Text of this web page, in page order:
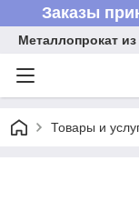
Заказы
Металлопрокат
Товары и